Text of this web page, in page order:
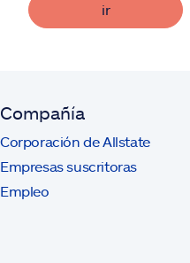
ir
Compañía
Corporación de Allstate
Empresas suscritoras
Empleo